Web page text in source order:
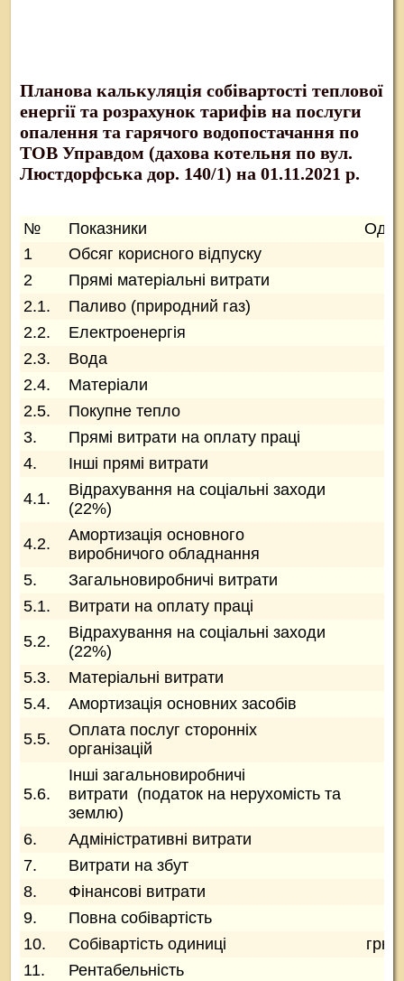
Планова калькуляція собівартості теплової
енергії та розрахунок тарифів на послуги
опалення та гарячого водопостачання по
ТОВ Управдом (дахова котельня по вул.
Люстдорфська дор. 140/1) на 01.11.2021 р.
№ Показники
1
Обсяг корисного відпуску
2
Прямі матеріальні витрати
2.1.
Паливо (природний газ)
2.2.
Електроенергія
2.3.
Вода
2.4.
Матеріали
2.5.
Покупне тепло
3.
Прямі витрати на оплату праці
4.
Інші прямі витрати
4.1.
Відрахування на соціальні заходи
(22%)
4.2.
Амортизація основного
виробничого обладнання
5.
Загальновиробничі витрати
5.1.
Витрати на оплату праці
5.2.
Відрахування на соціальні заходи
(22%)
5.3.
Матеріальні витрати
5.4.
Амортизація основних засобів
5.5.
Оплата послуг сторонніх
організацій
5.6.
Інші загальновиробничі
витрати (податок на нерухомість та
землю)
6. Адміністративні витрати
7.
Витрати на збут
8.
Фінансові витрати
9.
Повна собівартість
10.
Собівартість одиниці
11.
Рентабельність